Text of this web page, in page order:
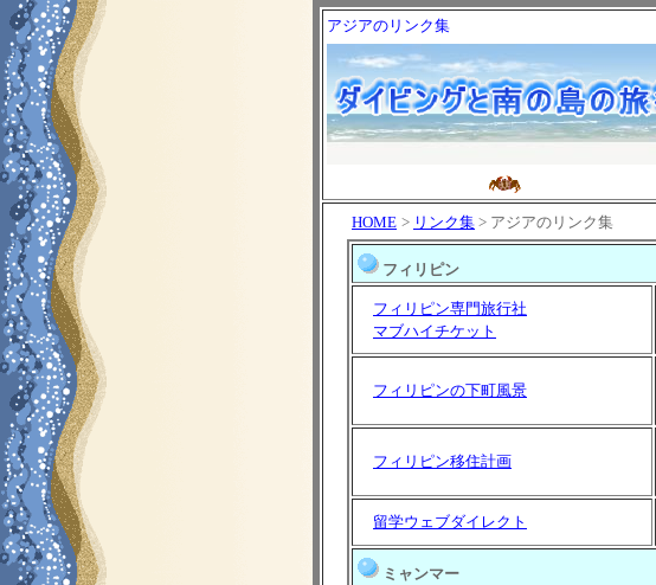
アジアのリンク集
HOME > リンク集 > アジアのリンク集
フィリピン
フィリピン専門旅行社
マブハイチケット
フィリピンの下町風景
フィリピン移住計画
留学ウェブダイレクト
ミャンマー